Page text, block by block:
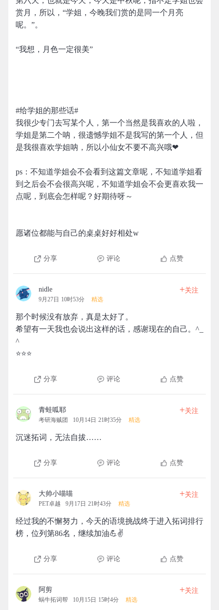
赏月，所以，“学姐，今晚我们赏的是同一个月亮
呢。”。
“我想，月色一定很美”
#给学姐的那些话#
我很少专门去写某个人，第一个当然是我喜欢的人啦，
学姐是第二个呐，很遗憾学姐不是我写的第一个人，但
是我很喜欢学姐呐，所以小仙女不要不高兴哦❤
ps：不知道学姐会不会看到这篇文章呢，不知道学姐看
到之后会不会很高兴呢，不知道学姐会不会更喜欢我一
点呢，到底会怎样呢？好期待呀～
愿诸位都能与自己的桌桌好好相处w
分享 评论 点赞
nidle
9月27日 10时53分 精选
+关注
那个时候没有放弃，真是太好了。
希望有一天我也会说出这样的话，感谢现在的自己。^_
^
⭐⭐⭐
分享 评论 点赞
青蛙呱耶
考研海贼团 10月14日 21时35分 精选
+关注
沉迷拓词，无法自拔……
分享 评论 点赞
大帅小喵喵
PET卓越 9月17日 21时43分 精选
+关注
经过我的不懈努力，今天的语境挑战终于进入拓词排行
榜，位列第86名，继续加油💪✌️
分享 评论 点赞
阿剪
蜗牛拓词帮 10月15日 15时4分 精选
+关注